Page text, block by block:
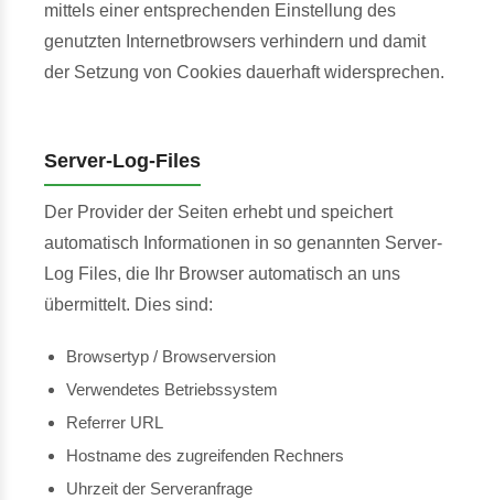
mittels einer entsprechenden Einstellung des
genutzten Internetbrowsers verhindern und damit
der Setzung von Cookies dauerhaft widersprechen.
Server-Log-Files
Der Provider der Seiten erhebt und speichert
automatisch Informationen in so genannten Server-
Log Files, die Ihr Browser automatisch an uns
übermittelt. Dies sind:
Browsertyp / Browserversion
Verwendetes Betriebssystem
Referrer URL
Hostname des zugreifenden Rechners
Uhrzeit der Serveranfrage